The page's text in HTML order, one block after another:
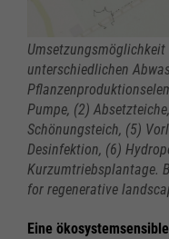
unterschiedlichen
Pumpe, (2)
Schönungsteich, (5)
Desinfektion, (6)
Kurzumtriebsplantage.
for regenerative
Eine